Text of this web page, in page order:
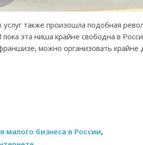
услуг также произошла подобная
эта ниша крайне свободна в
можно организовать
малого бизнеса в России,